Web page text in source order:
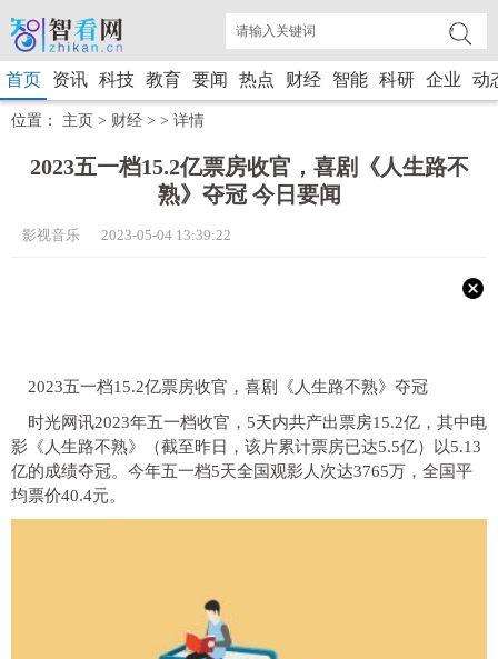
首页 资讯 科技 教育 要闻 热点 财经 智能 科研 企业 动
位置： 主页 > 财经 > > 详情
2023五一档15.2亿票房收官，喜剧《人生路不
熟》夺冠 今日要闻
影视音乐 2023-05-04 13:39:22
2023五一档15.2亿票房收官，喜剧《人生路不熟》夺冠
时光网讯2023年五一档收官，5天内共产出票房15.2亿，其中电
影《人生路不熟》（截至昨日，该片累计票房已达5.5亿）以5.13
亿的成绩夺冠。今年五一档5天全国观影人次达3765万，全国平
均票价40.4元。